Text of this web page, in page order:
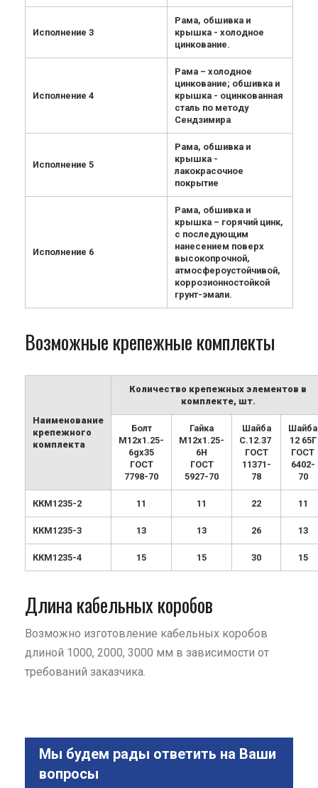
Исполнение 3
Рама, обшивка и
крышка - холодное
цинкование.
Исполнение 4
Рама – холодное
цинкование; обшивка и
крышка - оцинкованная
сталь по методу
Сендзимира
Исполнение 5
Рама, обшивка и
крышка -
лакокрасочное
покрытие
Исполнение 6
Рама, обшивка и
крышка – горячий цинк,
с последующим
нанесением поверх
высокопрочной,
атмосфероустойчивой,
коррозионностойкой
грунт-эмали.
Возможные крепежные комплекты
Наименование
крепежного
комплекта
Количество крепежных элементов в
комплекте, шт.
Болт
М12х1.25-
6gx35
ГОСТ
7798-70
Гайка
М12х1.25-
6H
ГОСТ
5927-70
Шайба
С.12.37
ГОСТ
11371-
78
Шайба
12 65Г
ГОСТ
6402-
70
ККМ1235-2 11 11 22 11
ККМ1235-3 13 13 26 13
ККМ1235-4 15 15 30 15
Длина кабельных коробов
Возможно изготовление кабельных коробов
длиной 1000, 2000, 3000 мм в зависимости от
требований заказчика.
Мы будем рады ответить на Ваши
вопросы